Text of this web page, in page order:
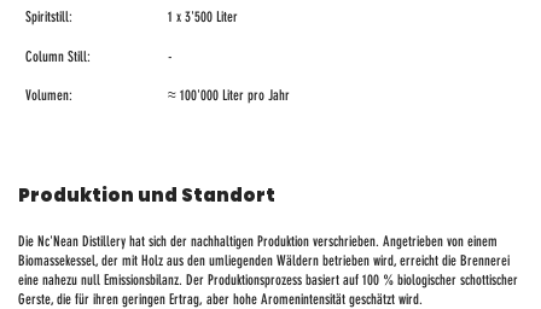
Spiritstill:
Column Still:
Volumen:
1 x 3'500 Liter
-
≈ 100'000 Liter pro Jahr
Produktion und Standort
Die Nc'Nean Distillery hat sich der nachhaltigen Produktion verschrieben. Angetrieben von einem
Biomassekessel, der mit Holz aus den umliegenden Wäldern betrieben wird, erreicht die Brennerei
eine nahezu null Emissionsbilanz. Der Produktionsprozess basiert auf 100 % biologischer schottischer
Gerste, die für ihren geringen Ertrag, aber hohe Aromenintensität geschätzt wird.